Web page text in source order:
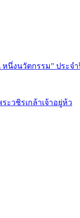
นึ่งนวัตกรรม” ประจำ
วชิรเกล้าเจ้าอยู่ห้ว